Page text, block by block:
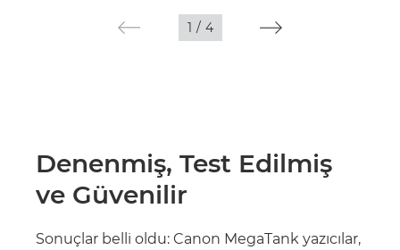
1 / 4
Denenmiş, Test Edilmiş
ve Güvenilir
Sonuçlar belli oldu: Canon MegaTank yazıcılar,